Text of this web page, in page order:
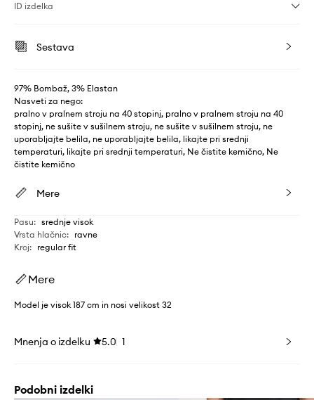
ID izdelka
Sestava
97% Bombaž, 3% Elastan
Nasveti za nego:
pralno v pralnem stroju na 40 stopinj, pralno v pralnem stroju na 40
stopinj, ne sušite v sušilnem stroju, ne sušite v sušilnem stroju, ne
uporabljajte belila, ne uporabljajte belila, likajte pri srednji
temperaturi, likajte pri srednji temperaturi, Ne čistite kemično, Ne
čistite kemično
Mere
Pasu: srednje visok
Vrsta hlačnic: ravne
Kroj: regular fit
Mere
Model je visok 187 cm in nosi velikost 32
Mnenja o izdelku 5.0 1
Podobni izdelki